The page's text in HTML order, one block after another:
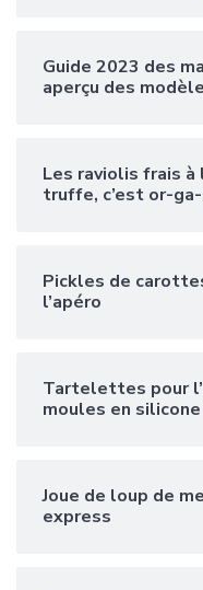
Guide 2023 des
aperçu des
Les raviolis frais à
truffe, c’est or-
Pickles de
l’apéro
Tartelettes pour
moules en
Joue de loup de
express